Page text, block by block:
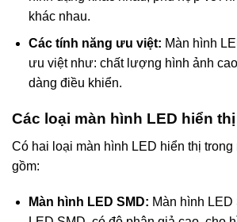
khác nhau.
Các tính năng ưu việt: Màn hình
ưu việt như: chất lượng hình ảnh
dàng điều khiển.
Các loại màn hình LED hiển
Có hai loại màn hình LED hiển thị trong
gồm:
Màn hình LED SMD: Màn hình